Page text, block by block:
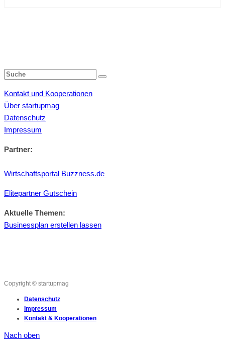
Kontakt und Kooperationen
Über startupmag
Datenschutz
Impressum
Partner:
Wirtschaftsportal Buzzness.de
Elitepartner Gutschein
Aktuelle Themen:
Businessplan erstellen lassen
Copyright © startupmag
Datenschutz
Impressum
Kontakt & Kooperationen
Nach oben